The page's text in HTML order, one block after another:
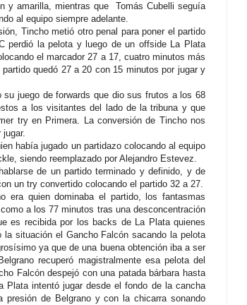
y amarilla, mientras que Tomás Cubelli seguía
al equipo siempre adelante.
Tincho metió otro penal para poner el partido
perdió la pelota y luego de un offside La Plata
el marcador 27 a 17, cuatro minutos más
quedó 27 a 20 con 15 minutos por jugar y
juego de forwards que dio sus frutos a los 68
a los visitantes del lado de la tribuna y que
try en Primera. La conversión de Tincho nos
había jugado un partidazo colocando al equipo
siendo reemplazado por Alejandro Estevez.
de un partido terminado y definido, y de
un try convertido colocando el partido 32 a 27.
era quien dominaba el partido, los fantasmas
a los 77 minutos tras una desconcentración
es recibida por los backs de La Plata quienes
situación el Gancho Falcón sacando la pelota
ya que de una buena obtención iba a ser
recuperó magistralmente esa pelota del
Falcón despejó con una patada bárbara hasta
intentó jugar desde el fondo de la cancha
de Belgrano y con la chicarra sonando